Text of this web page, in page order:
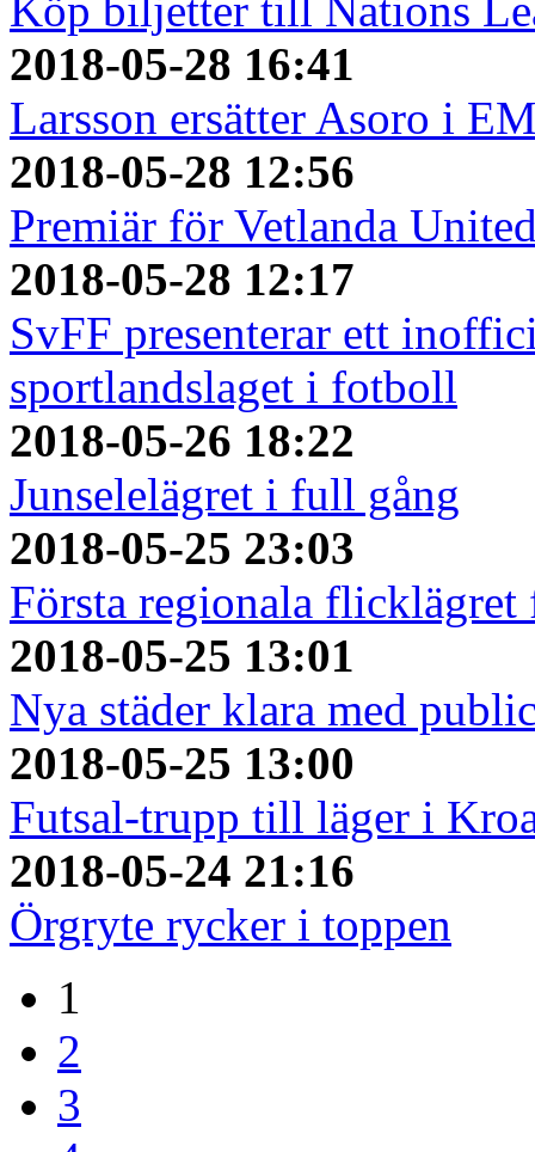
2018-05-28 16:41
Larsson ersätter Asoro i
2018-05-28 12:56
Premiär för Vetlanda
2018-05-28 12:17
SvFF presenterar ett
sportlandslaget i fotboll
2018-05-26 18:22
Junselelägret i full gång
2018-05-25 23:03
Första regionala
2018-05-25 13:01
Nya städer klara med
2018-05-25 13:00
Futsal-trupp till läger i
2018-05-24 21:16
Örgryte rycker i toppen
1
2
3